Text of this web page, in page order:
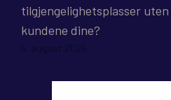
tilgjengelighetsplasser
kundene dine?
5. august 2026